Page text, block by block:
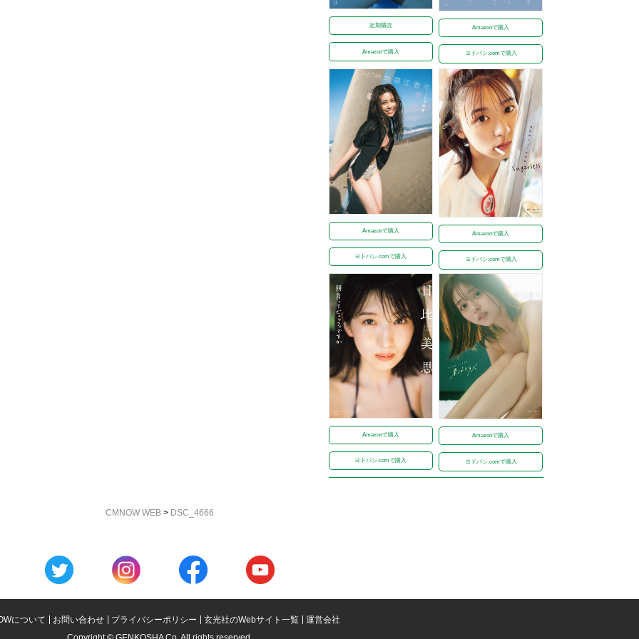
定期購読
Amazonで購入
Amazonで購入
ヨドバシ.comで購入
Amazonで購入
ヨドバシ.comで購入
Amazonで購入
ヨドバシ.comで購入
Amazonで購入
ヨドバシ.comで購入
Amazonで購入
ヨドバシ.comで購入
CMNOW WEB > DSC_4666
について お問い合わせ プライバシーポリシー 玄光社のWebサイト一覧
運営会社